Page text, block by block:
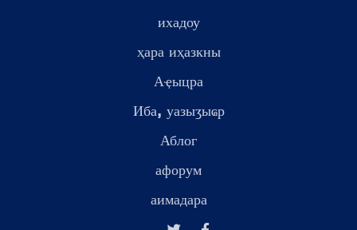
ихадоу
ҳара иҳазкны
Аҿыцра
Иба, уазыӡыҩр
Аблог
афорум
аимадара